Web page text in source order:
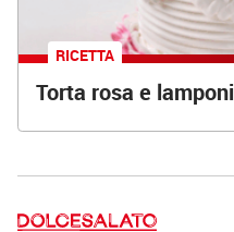
RICETTA
Torta rosa e lamponi